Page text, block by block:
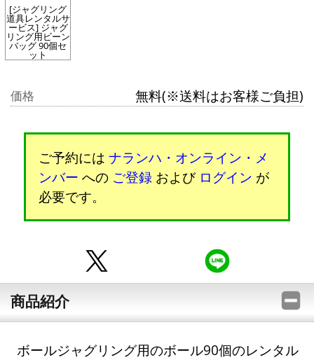
[ジャグリング
道具レンタルサ
ービス] ジャグ
リング用ビーン
バッグ 90個セ
ット
価格 無料(※送料はお客様ご負担)
ご予約にはナランハ・オンライン・メ
ンバー への ご登録 および ログイン が
必要です。
商品紹介
ボールジャグリング用のボール90個のレンタル